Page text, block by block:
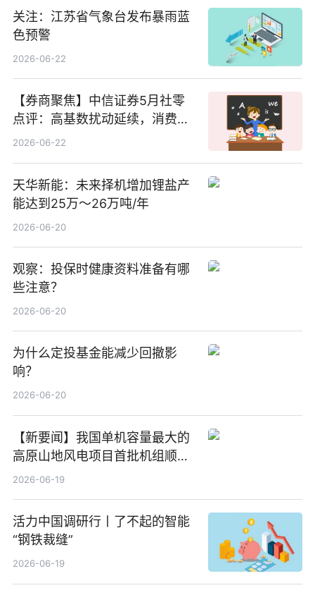
关注：江苏省气象台发布暴雨蓝
色预警
2026-06-22
【券商聚焦】中信证券5月社零
点评：高基数扰动延续，消费修
复结构性分化
2026-06-22
天华新能：未来择机增加锂盐产
能达到25万～26万吨/年
2026-06-20
观察：投保时健康资料准备有哪
些注意？
2026-06-20
为什么定投基金能减少回撤影
响？
2026-06-20
【新要闻】我国单机容量最大的
高原山地风电项目首批机组顺利
并网发电
2026-06-19
活力中国调研行丨了不起的智能
“钢铁裁缝”
2026-06-19